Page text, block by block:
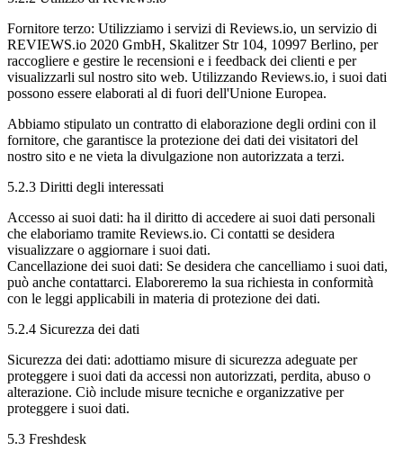
Fornitore terzo: Utilizziamo i servizi di Reviews.io, un servizio di
REVIEWS.io 2020 GmbH, Skalitzer Str 104, 10997 Berlino, per
raccogliere e gestire le recensioni e i feedback dei clienti e per
visualizzarli sul nostro sito web. Utilizzando Reviews.io, i suoi dati
possono essere elaborati al di fuori dell'Unione Europea.
Abbiamo stipulato un contratto di elaborazione degli ordini con il
fornitore, che garantisce la protezione dei dati dei visitatori del
nostro sito e ne vieta la divulgazione non autorizzata a terzi.
5.2.3 Diritti degli interessati
Accesso ai suoi dati: ha il diritto di accedere ai suoi dati personali
che elaboriamo tramite Reviews.io. Ci contatti se desidera
visualizzare o aggiornare i suoi dati.
Cancellazione dei suoi dati: Se desidera che cancelliamo i suoi dati,
può anche contattarci. Elaboreremo la sua richiesta in conformità
con le leggi applicabili in materia di protezione dei dati.
5.2.4 Sicurezza dei dati
Sicurezza dei dati: adottiamo misure di sicurezza adeguate per
proteggere i suoi dati da accessi non autorizzati, perdita, abuso o
alterazione. Ciò include misure tecniche e organizzative per
proteggere i suoi dati.
5.3 Freshdesk